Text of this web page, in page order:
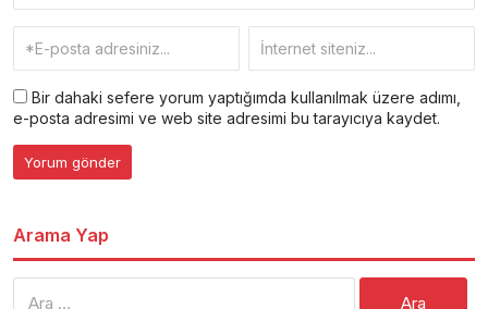
Bir dahaki sefere yorum yaptığımda kullanılmak üzere adımı,
e-posta adresimi ve web site adresimi bu tarayıcıya kaydet.
Arama Yap